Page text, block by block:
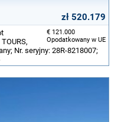
zł 520.179
€ 121.000
Opodatkowany w UE
Nr. seryjny: 28R-8218007;